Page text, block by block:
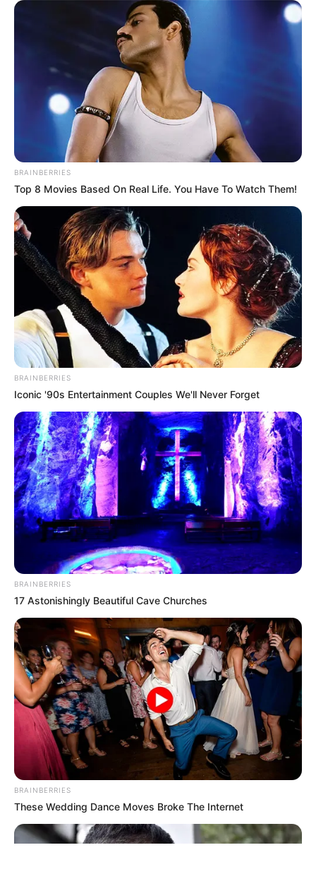
ΤΑΥΤΟΤΗΤΑ ΚΑΙ ΕΠΙΚΟΙΝΩΝΙΑ ΟΡΟΙ ΧΡΗΣΗΣ
BRAINBERRIES
Top 8 Movies Based On Real Life. You Have To Watch Them!
BRAINBERRIES
Iconic '90s Entertainment Couples We'll Never Forget
BRAINBERRIES
17 Astonishingly Beautiful Cave Churches
BRAINBERRIES
These Wedding Dance Moves Broke The Internet